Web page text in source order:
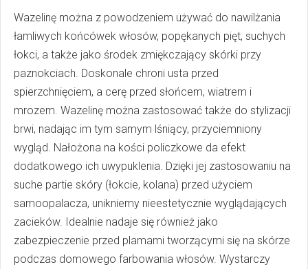
Wazelinę można z powodzeniem używać do nawilżania
łamliwych końcówek włosów, popękanych pięt, suchych
łokci, a także jako środek zmiękczający skórki przy
paznokciach. Doskonale chroni usta przed
spierzchnięciem, a cerę przed słońcem, wiatrem i
mrozem. Wazelinę można zastosować także do stylizacji
brwi, nadając im tym samym lśniący, przyciemniony
wygląd. Nałożona na kości policzkowe da efekt
dodatkowego ich uwypuklenia. Dzięki jej zastosowaniu na
suche partie skóry (łokcie, kolana) przed użyciem
samoopalacza, unikniemy nieestetycznie wyglądających
zacieków. Idealnie nadaje się również jako
zabezpieczenie przed plamami tworzącymi się na skórze
podczas domowego farbowania włosów. Wystarczy